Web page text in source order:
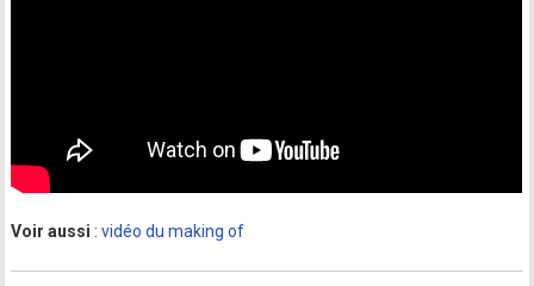
Voir aussi :vidéo du making of